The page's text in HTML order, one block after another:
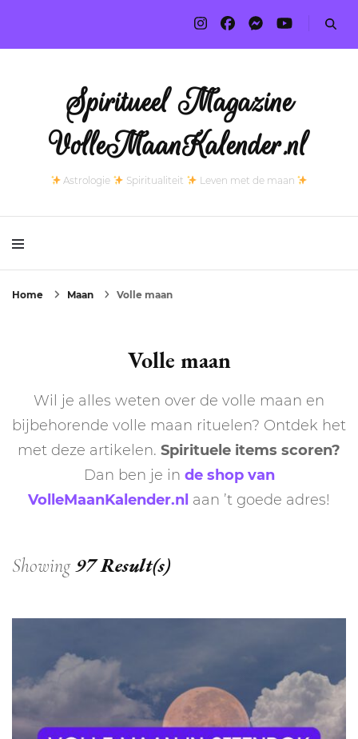
Spiritueel Magazine
VolleMaanKalender.nl
Astrologie Spiritualiteit Leven met de maan
Home Maan Volle maan
Volle maan
Wil je alles weten over de volle maan en
bijbehorende volle maan rituelen? Ontdek het
met deze artikelen. Spirituele items scoren?
Dan ben je in de shop van
VolleMaanKalender.nl aan ’t goede adres!
Showing97 Result(s)